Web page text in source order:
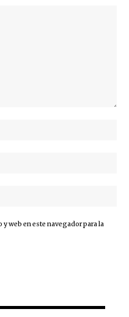
web en este navegador para la